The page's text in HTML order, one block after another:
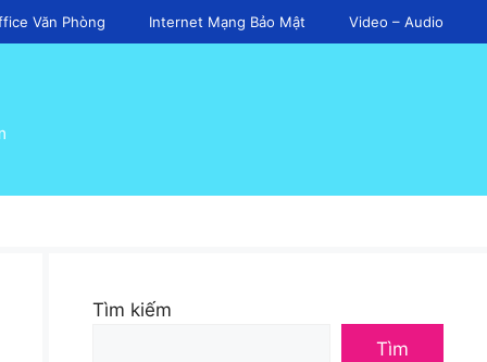
Văn Phòng Internet Mạng Bảo Mật Video – Audio
Tìm kiếm
Tìm